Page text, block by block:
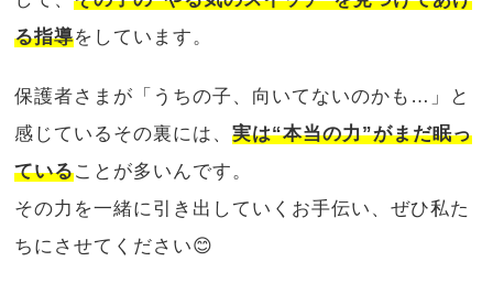
る指導をしています。
保護者さまが「うちの子、向いてないのかも…」と
感じているその裏には、実は“本当の力”がまだ眠っ
ていることが多いんです。
その力を一緒に引き出していくお手伝い、ぜひ私た
ちにさせてください😊